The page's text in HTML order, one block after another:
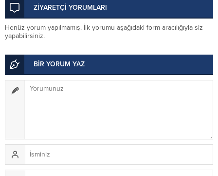
ZİYARETÇİ YORUMLARI
Henüz yorum yapılmamış. İlk yorumu aşağıdaki form aracılığıyla siz
yapabilirsiniz.
BİR YORUM YAZ